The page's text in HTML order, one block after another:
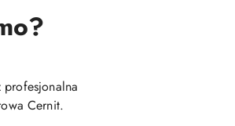
profesjonalna
Cernit.